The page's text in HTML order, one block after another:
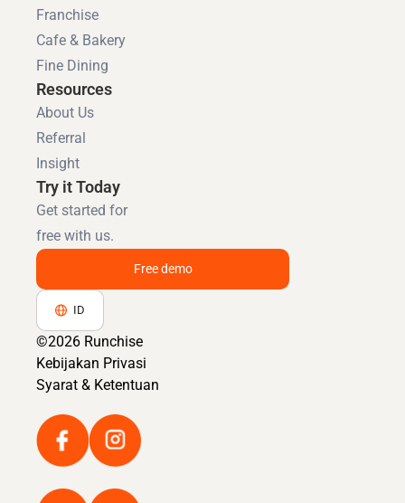
Franchise
Cafe & Bakery
Fine Dining
Resources
About Us
Referral
Insight
Try it Today
Get started for
free with us.
Free demo
ID
©2026 Runchise
Kebijakan Privasi
Syarat & Ketentuan